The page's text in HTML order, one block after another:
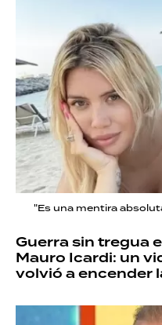
"Es una mentira
Guerra sin tregua
Mauro Icardi: un
volvió a encender